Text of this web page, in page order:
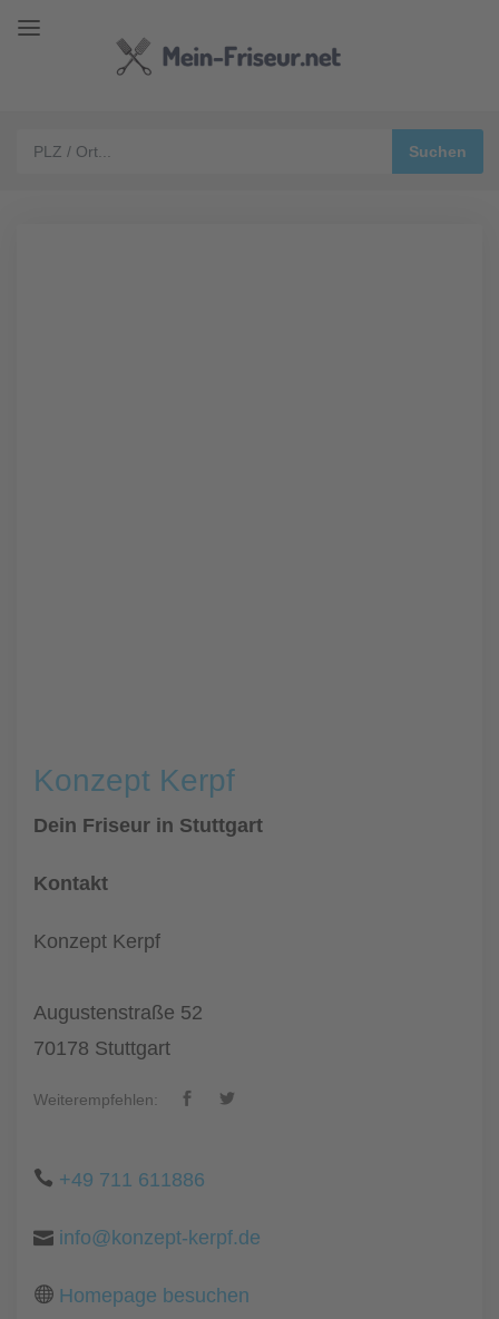
Konzept Kerpf
Dein Friseur in Stuttgart
Kontakt
Konzept Kerpf
Augustenstraße 52
70178 Stuttgart
Weiterempfehlen:
+49 711 611886
info@konzept-kerpf.de
Homepage besuchen